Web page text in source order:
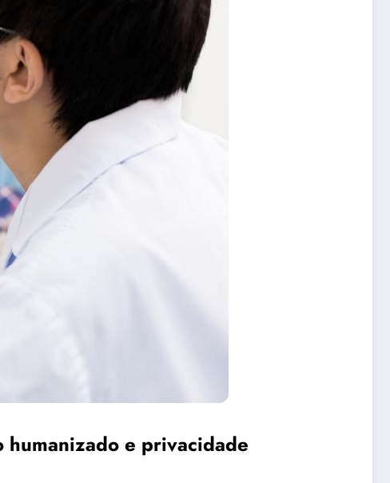
humanizado e privacidade